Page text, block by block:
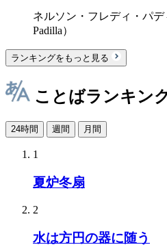
ネルソン・フレディ・パデ
Padilla）
ランキングをもっと見る
ことばランキン
24時間 週間 月間
1
夏炉冬扇
2
水は方円の器に随う